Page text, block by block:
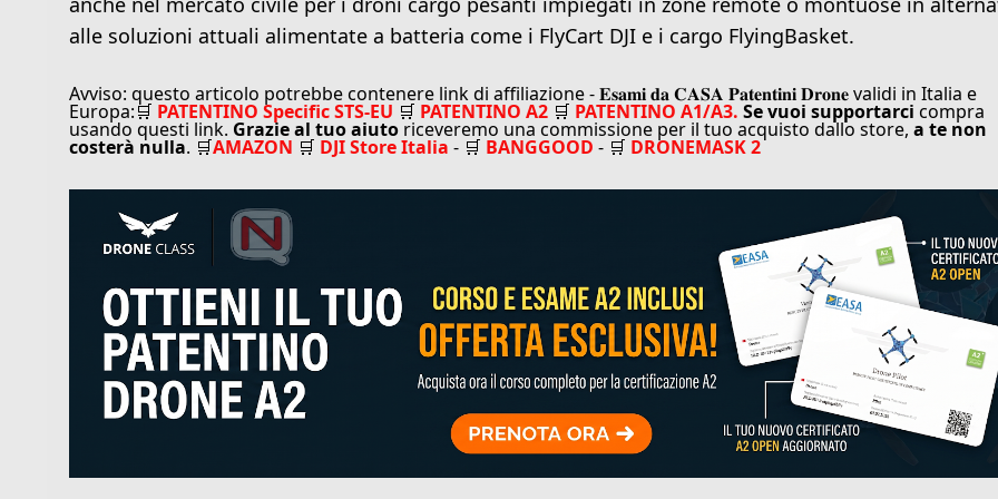
alle soluzioni attuali alimentate a batteria come i FlyCart DJI e i cargo FlyingBasket.
Avviso: questo articolo potrebbe contenere link di affiliazione - 𝐄𝐬𝐚𝐦𝐢 𝐝𝐚 𝐂𝐀𝐒𝐀 𝐏𝐚𝐭𝐞𝐧𝐭𝐢𝐧𝐢 𝐃𝐫𝐨𝐧𝐞 validi in Italia e
Europa:🛒 PATENTINO Specific STS-EU 🛒 PATENTINO A2 🛒 PATENTINO A1/A3. Se vuoi supportarci compra
usando questi link. Grazie al tuo aiuto riceveremo una commissione per il tuo acquisto dallo store, a te non
costerà nulla. 🛒AMAZON 🛒 DJI Store Italia - 🛒 BANGGOOD - 🛒 DRONEMASK 2